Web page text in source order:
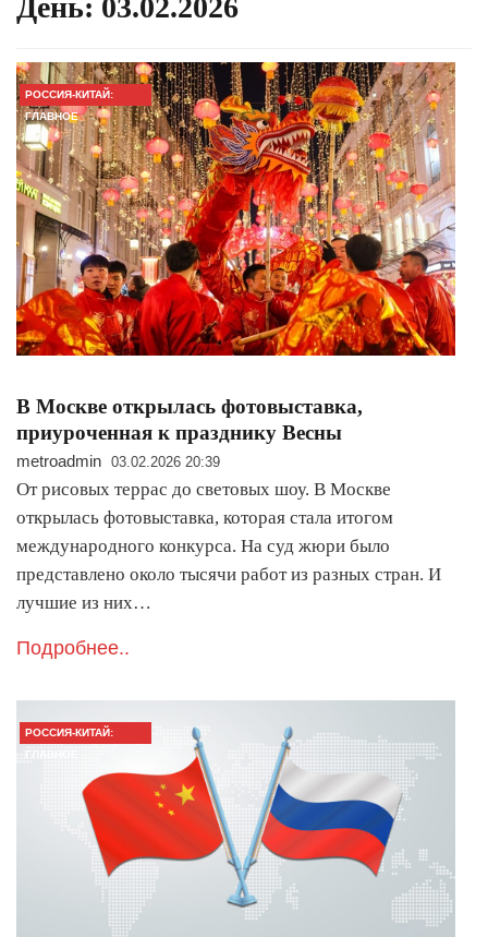
День: 03.02.2026
РОССИЯ-КИТАЙ:
ГЛАВНОЕ
В Москве открылась фотовыставка,
приуроченная к празднику Весны
metroadmin 03.02.2026 20:39
От рисовых террас до световых шоу. В Москве
открылась фотовыставка, которая стала итогом
международного конкурса. На суд жюри было
представлено около тысячи работ из разных стран. И
лучшие из них…
Подробнее..
РОССИЯ-КИТАЙ:
ГЛАВНОЕ